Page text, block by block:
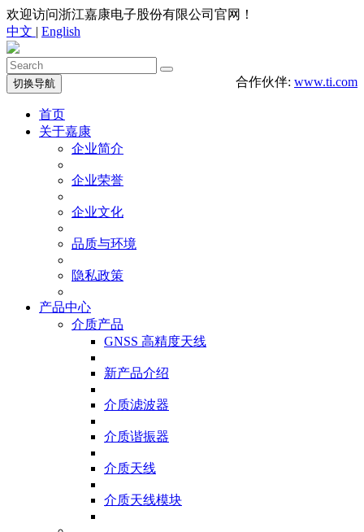
欢迎访问浙江嘉康电子股份有限公司官网！
中文 | English
合作伙伴: www.ti.com
切换导航
首页
关于嘉康
企业简介
企业荣誉
企业文化
品质与环境
隐私政策
产品中心
介质产品
GNSS 高精度天线
新产品介绍
介质滤波器
介质谐振器
介质天线
介质天线模块